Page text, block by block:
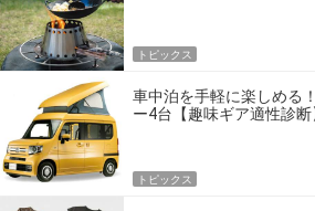
トピックス
車中泊を手軽に楽しめる
ー4台【趣味ギア適性診断
トピックス